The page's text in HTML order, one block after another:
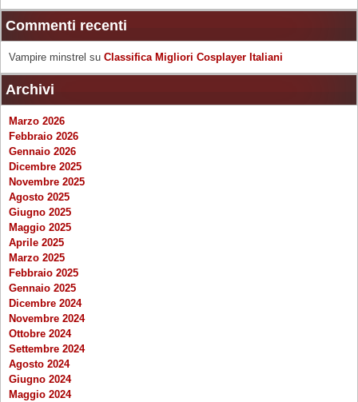
Commenti recenti
Vampire minstrel su Classifica Migliori Cosplayer Italiani
Archivi
Marzo 2026
Febbraio 2026
Gennaio 2026
Dicembre 2025
Novembre 2025
Agosto 2025
Giugno 2025
Maggio 2025
Aprile 2025
Marzo 2025
Febbraio 2025
Gennaio 2025
Dicembre 2024
Novembre 2024
Ottobre 2024
Settembre 2024
Agosto 2024
Giugno 2024
Maggio 2024